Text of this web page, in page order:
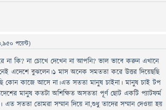
পয়েন্ট)
কি? না চোখে দেখেন না আপনি? ভাল ভাবে করুন এখানে
এদেশে বুঝলেন।১ মাস অনেক সমততা করে উত্তর দিয়েছছি
কোন কাজে আসে না।এত সততা মানুষ চাইনা। মানুষ চাই টপ
মানুষ কতটা অশিক্ষিত অসততা পূর্ণ ছোট একটি প্যাটফর্ম
সততা তোমরা সম্মান দিয়ে না,শুধু তাদের সম্মান দেওয়া হয়